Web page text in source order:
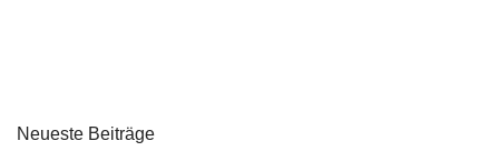
Neueste Beiträge